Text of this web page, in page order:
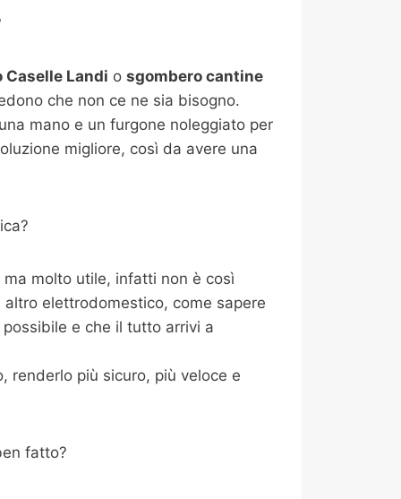
Landi o sgombero cantine
che non ce ne sia bisogno.
mano e un furgone noleggiato per
migliore, così da avere una
molto utile, infatti non è così
elettrodomestico, come sapere
e che il tutto arrivi a
renderlo più sicuro, più veloce e
fatto?